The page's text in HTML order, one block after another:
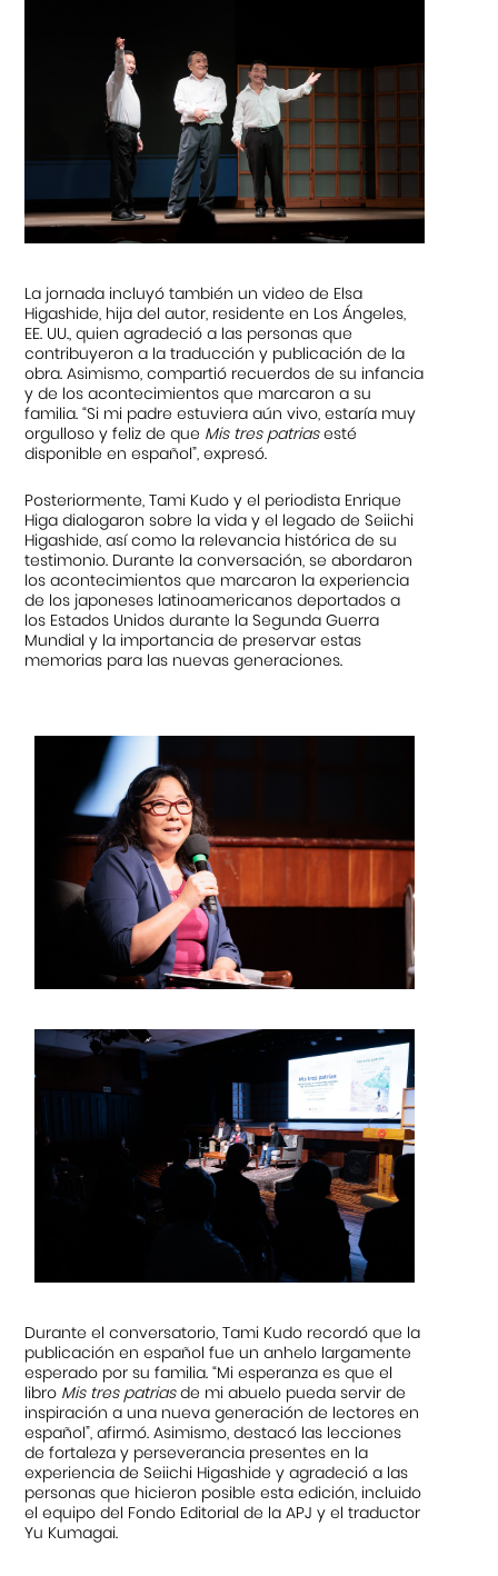
La jornada incluyó también un video de Elsa
Higashide, hija del autor, residente en Los Ángeles,
EE. UU., quien agradeció a las personas que
contribuyeron a la traducción y publicación de la
obra. Asimismo, compartió recuerdos de su infancia
y de los acontecimientos que marcaron a su
familia. “Si mi padre estuviera aún vivo, estaría muy
orgulloso y feliz de que Mis tres patriasesté
disponible en español”, expresó.
Posteriormente, Tami Kudo y el periodista Enrique
Higa dialogaron sobre la vida y el legado de Seiichi
Higashide, así como la relevancia histórica de su
testimonio. Durante la conversación, se abordaron
los acontecimientos que marcaron la experiencia
de los japoneses latinoamericanos deportados a
los Estados Unidos durante la Segunda Guerra
Mundial y la importancia de preservar estas
memorias para las nuevas generaciones.
Durante el conversatorio, Tami Kudo recordó que la
publicación en español fue un anhelo largamente
esperado por su familia. “Mi esperanza es que el
libro Mis tres patriasde mi abuelo pueda servir de
inspiración a una nueva generación de lectores en
español”, afirmó. Asimismo, destacó las lecciones
de fortaleza y perseverancia presentes en la
experiencia de Seiichi Higashide y agradeció a las
personas que hicieron posible esta edición, incluido
el equipo del Fondo Editorial de la APJ y el traductor
Yu Kumagai.